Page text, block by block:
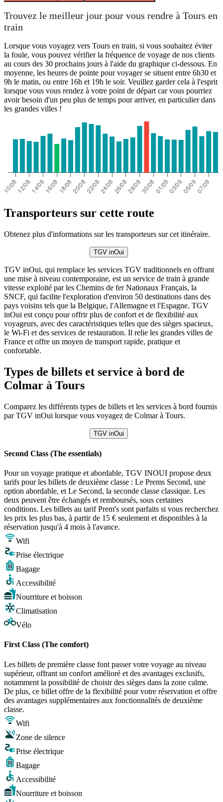
Trouvez le meilleur jour pour vous rendre à Tours en
train
Lorsque vous voyagez vers Tours en train, si vous souhaitez éviter
la foule, vous pouvez vérifier la fréquence de voyage de nos clients
au cours des 30 prochains jours à l'aide du graphique ci-dessous. En
moyenne, les heures de pointe pour voyager se situent entre 6h30 et
9h le matin, ou entre 16h et 19h le soir. Veuillez garder cela à l'esprit
lorsque vous vous rendez à votre point de départ car vous pourriez
avoir besoin d'un peu plus de temps pour arriver, en particulier dans
les grandes villes !
Transporteurs sur cette route
Obtenez plus d'informations sur les transporteurs sur cet itinéraire.
TGV inOui
TGV inOui, qui remplace les services TGV traditionnels en offrant
une mise à niveau contemporaine, est un service de train à grande
vitesse exploité par les Chemins de fer Nationaux Français, la
SNCF, qui facilite l'exploration d'environ 50 destinations dans des
pays voisins tels que la Belgique, l'Allemagne et l'Espagne. TGV
inOui est conçu pour offrir plus de confort et de flexibilité aux
voyageurs, avec des caractéristiques telles que des sièges spacieux,
le Wi-Fi et des services de restauration. Il relie les grandes villes de
France et offre un moyen de transport rapide, pratique et
confortable.
Types de billets et service à bord de
Colmar à Tours
Comparez les différents types de billets et les services à bord fournis
par TGV inOui lorsque vous voyagez de Colmar à Tours.
TGV inOui
Second Class (The essentials)
Pour un voyage pratique et abordable, TGV INOUI propose deux
tarifs pour les billets de deuxième classe : Le Prems Second, une
option abordable, et Le Second, la seconde classe classique. Les
deux peuvent être échangés et remboursés, sous certaines
conditions. Les billets au tarif Prem's sont parfaits si vous recherchez
les prix les plus bas, à partir de 15 € seulement et disponibles à la
réservation jusqu'à 4 mois à l'avance.
Wifi
Prise électrique
Bagage
Accessibilité
Nourriture et boisson
Climatisation
Vélo
First Class (The comfort)
Les billets de première classe font passer votre voyage au niveau
supérieur, offrant un confort amélioré et des avantages exclusifs,
notamment la possibilité de choisir des sièges dans la zone calme.
De plus, ce billet offre de la flexibilité pour votre réservation et offre
des avantages supplémentaires aux fonctionnalités de deuxième
classe.
Wifi
Zone de silence
Prise électrique
Bagage
Accessibilité
Nourriture et boisson